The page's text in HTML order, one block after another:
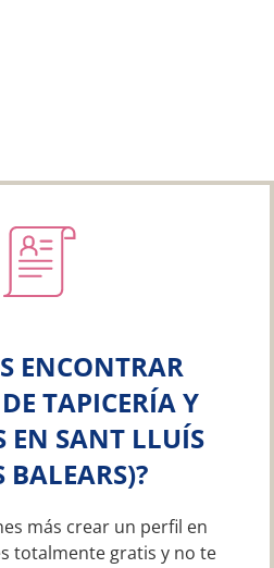
ENCONTRAR
TAPICERÍA Y
EN SANT LLUÍS
BALEARS)?
más crear un perfil en
totalmente gratis y no te